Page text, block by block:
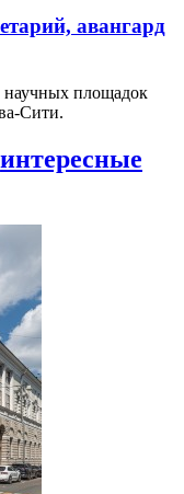
авангард
научных площадок
Сити.
интересные